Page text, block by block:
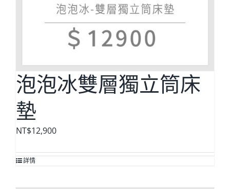
泡泡冰雙層獨立筒床
墊
NT$12,900
詳情